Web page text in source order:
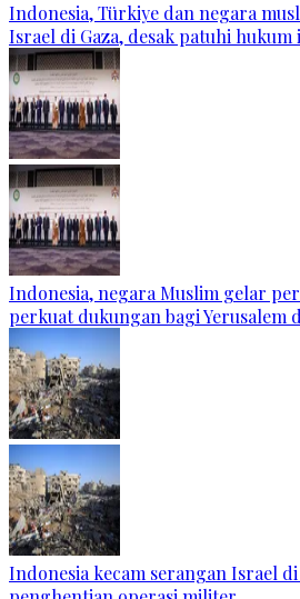
Indonesia, Türkiye dan negara
Israel di Gaza, desak patuhi
Indonesia, negara Muslim gelar
perkuat dukungan bagi Yerusalem
Indonesia kecam serangan Israel di